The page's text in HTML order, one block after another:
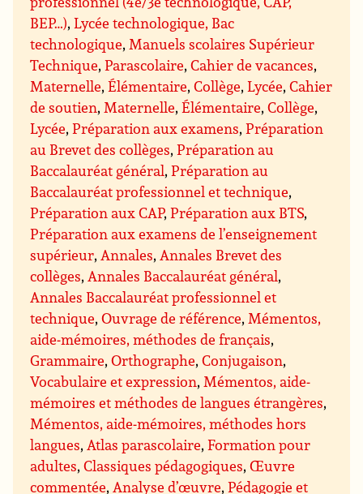
BEP…),Lycée technologique, Bac
technologique, Manuels scolaires Supérieur
Technique,Parascolaire,Cahier de vacances,
Maternelle,Élémentaire,Collège,Lycée,Cahier
de soutien, Maternelle,Élémentaire,Collège,
Lycée,Préparation aux examens,Préparation
au Brevet des collèges,Préparation au
Baccalauréat général,Préparation au
Baccalauréat professionnel et technique,
Préparation aux CAP,Préparation aux BTS,
Préparation aux examens de l’enseignement
supérieur, Annales, Annales Brevet des
collèges, Annales Baccalauréat général,
Annales Baccalauréat professionnel et
technique,Ouvrage de référence, Mémentos,
aide-mémoires, méthodes de français,
Grammaire,Orthographe,Conjugaison,
Vocabulaire et expression, Mémentos, aide-
mémoires et méthodes de langues étrangères,
Mémentos, aide-mémoires, méthodes hors
langues, Atlas parascolaire,Formation pour
adultes,Classiques pédagogiques,Œuvre
commentée, Analyse d’œuvre,Pédagogie et